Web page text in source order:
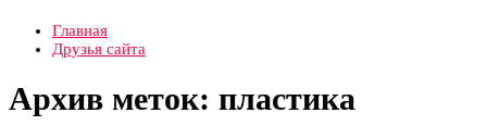
Главная
Друзья сайта
Архив меток: пластика